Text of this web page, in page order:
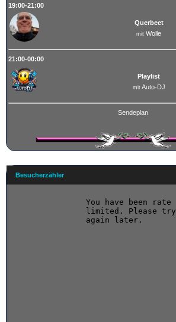
19:00-21:00
Querbeet
mit Wolle
21:00-00:00
Playlist
mitAuto-DJ
Sendeplan
Besucherzähler